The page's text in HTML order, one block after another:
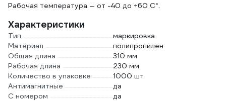
Рабочая температура — от -40 до +60 С°.
Характеристики
Тип
маркировка
Материал
полипропилен
Общая длина
310 мм
Рабочая длина
230 мм
Количество в упаковке
1000 шт
Антимагнитные
да
С номером
да